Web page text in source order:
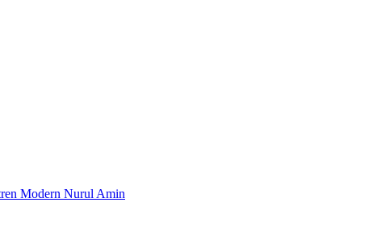
Modern Nurul Amin